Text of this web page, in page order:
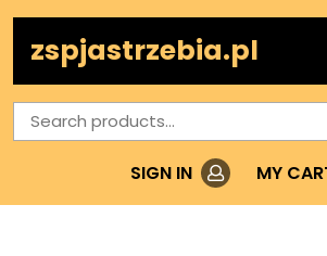
contentzspjastrzebia.pl
Search
for:
SIGN IN Login
MY